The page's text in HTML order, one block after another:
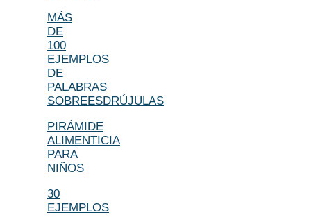
MÁS
DE
100
EJEMPLOS
DE
PALABRAS
SOBREESDRÚJULAS
PIRÁMIDE
ALIMENTICIA
PARA
NIÑOS
30
EJEMPLOS